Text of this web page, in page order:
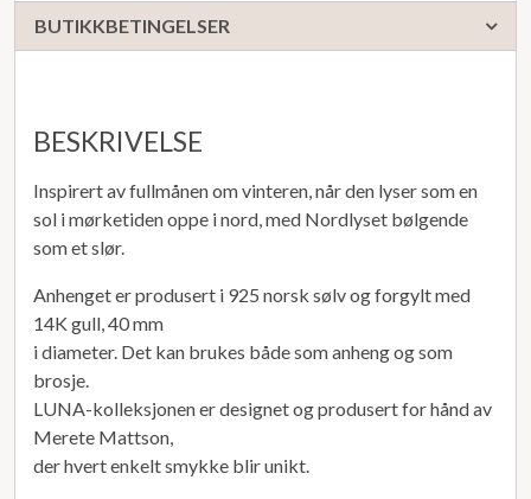
BUTIKKBETINGELSER
BESKRIVELSE
Inspirert av fullmånen om vinteren, når den lyser som en
sol i mørketiden oppe i nord, med Nordlyset bølgende
som et slør.
Anhenget er produsert i 925 norsk sølv og forgylt med
14K gull, 40 mm
i diameter. Det kan brukes både som anheng og som
brosje.
LUNA-kolleksjonen er designet og produsert for hånd av
Merete Mattson,
der hvert enkelt smykke blir unikt.